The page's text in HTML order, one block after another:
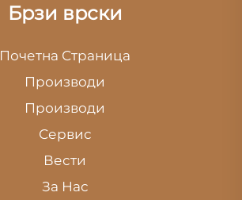
Брзи врски
Почетна Страница
Производи
Производи
Сервис
Вести
За Нас